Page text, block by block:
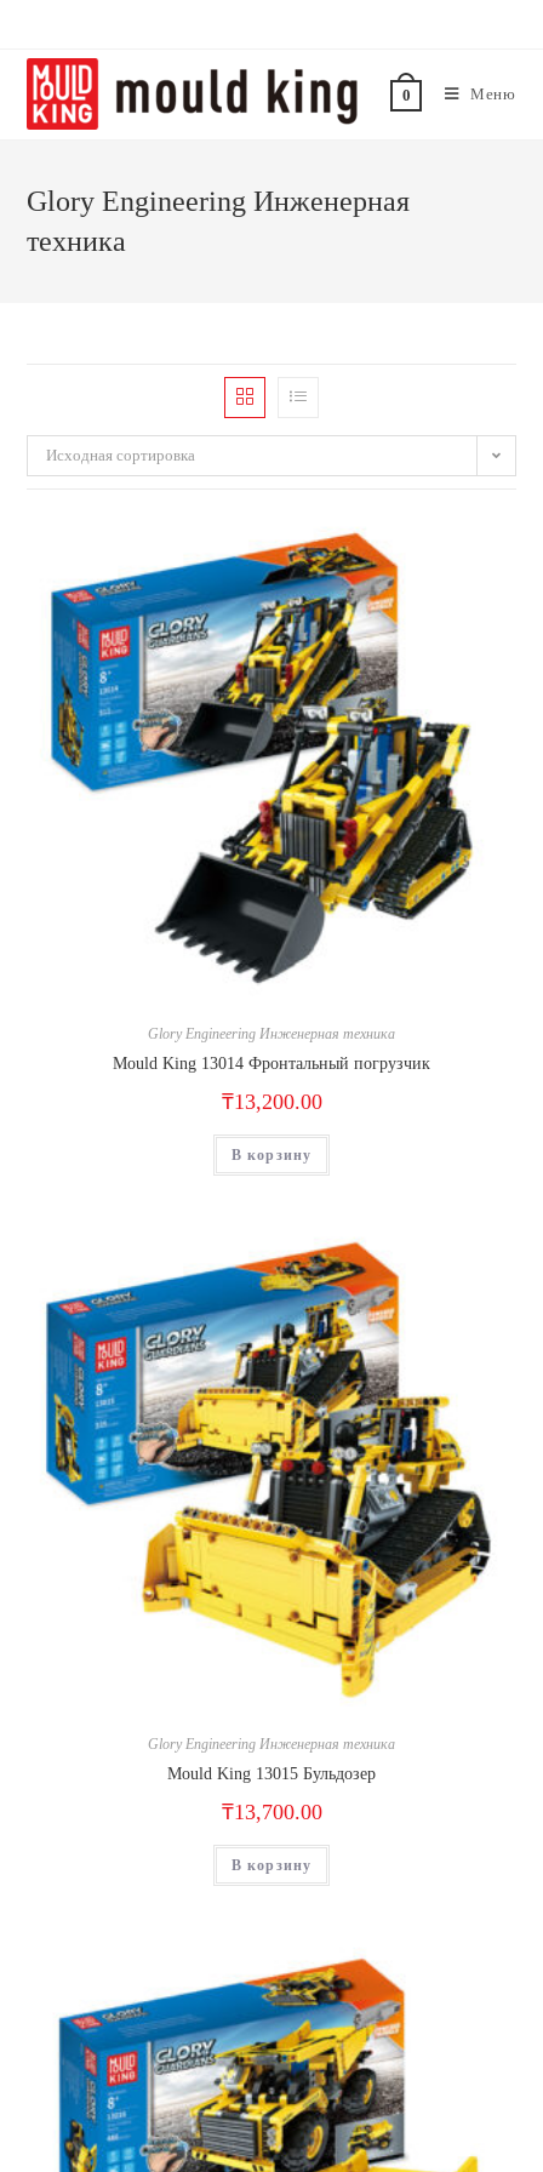
содержимому
0
Меню
Glory Engineering Инженерная
техника
Исходная сортировка
Glory Engineering Инженерная техника
Mould King 13014 Фронтальный погрузчик
₸13,200.00
В корзину
Glory Engineering Инженерная техника
Mould King 13015 Бульдозер
₸13,700.00
В корзину